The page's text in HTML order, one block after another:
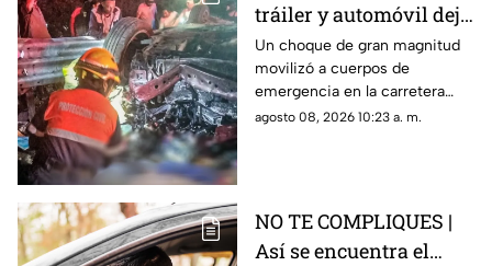
tráiler y automóvil deja
un auto destrozado y
víctimas m0rt4les en la
Irapuato Salamanca
Un choque de gran magnitud
movilizó a cuerpos de
emergencia en la carretera
Irapuato-Salamanca, donde
agosto 08, 2026 10:23 a. m.
NO TE COMPLIQUES |
Así se encuentra el